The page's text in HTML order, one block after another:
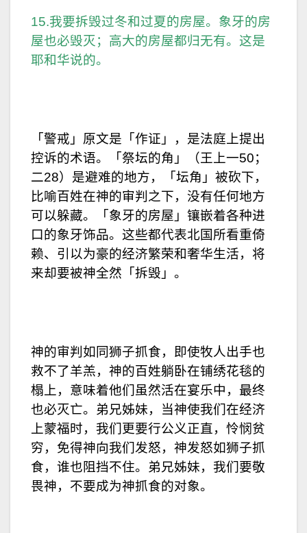
15.我要拆毁过冬和过夏的房屋。象牙的房
屋也必毁灭；高大的房屋都归无有。这是
耶和华说的。
「警戒」原文是「作证」，是法庭上提出
控诉的术语。「祭坛的角」（王上一50；
二28）是避难的地方，「坛角」被砍下，
比喻百姓在神的审判之下，没有任何地方
可以躲藏。「象牙的房屋」镶嵌着各种进
口的象牙饰品。这些都代表北国所看重倚
赖、引以为豪的经济繁荣和奢华生活，将
来却要被神全然「拆毁」。
神的审判如同狮子抓食，即使牧人出手也
救不了羊羔，神的百姓躺卧在铺绣花毯的
榻上，意味着他们虽然活在宴乐中，最终
也必灭亡。弟兄姊妹，当神使我们在经济
上蒙福时，我们更要行公义正直，怜悯贫
穷，免得神向我们发怒，神发怒如狮子抓
食，谁也阻挡不住。弟兄姊妹，我们要敬
畏神，不要成为神抓食的对象。